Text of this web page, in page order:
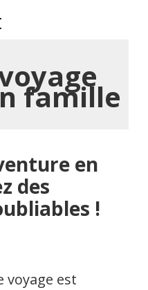
famille
en
des
!
voyage est